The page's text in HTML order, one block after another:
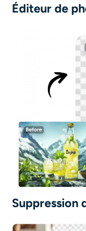
Éditeur de
Suppression